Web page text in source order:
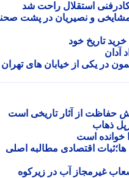
استقلال راحت شد
و نصیریان در پشت صحنه
تاریخ خود
یکی از خیابان های تهران
از آثار تاریخی است
است
اقتصادی مطالبه اصلی